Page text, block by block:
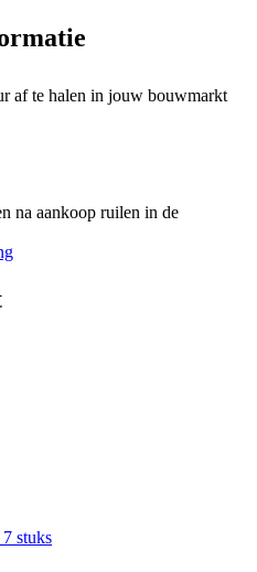
af te halen in jouw bouwmarkt
na aankoop ruilen in de
stuks